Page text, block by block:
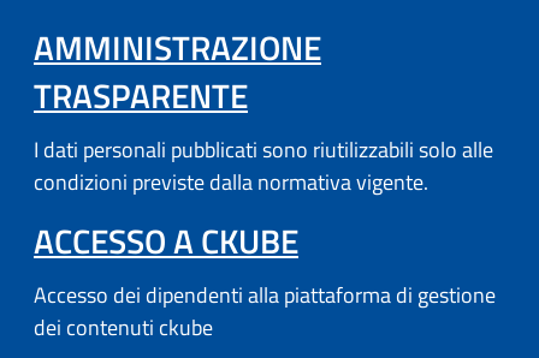
AMMINISTRAZIONE
TRASPARENTE
I dati personali pubblicati sono riutilizzabili solo alle
condizioni previste dalla normativa vigente.
ACCESSO A CKUBE(APRE IN
Accesso dei dipendenti alla piattaforma di gestione
dei contenuti ckube